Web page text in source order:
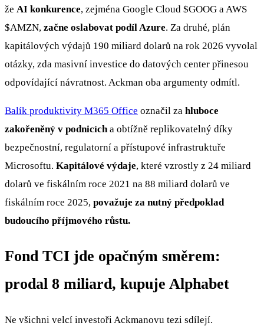
že AI konkurence, zejména Google Cloud $GOOG a AWS
$AMZN, začne oslabovat podíl Azure. Za druhé, plán
kapitálových výdajů 190 miliard dolarů na rok 2026 vyvolal
otázky, zda masivní investice do datových center přinesou
odpovídající návratnost. Ackman oba argumenty odmítl.
Balík produktivity M365 Office označil za hluboce
zakořeněný v podnicícha obtížně replikovatelný díky
bezpečnostní, regulatorní a přístupové infrastruktuře
Microsoftu. Kapitálové výdaje, které vzrostly z 24 miliard
dolarů ve fiskálním roce 2021 na 88 miliard dolarů ve
fiskálním roce 2025, považuje za nutný předpoklad
budoucího příjmového růstu.
Fond TCI jde opačným směrem:
prodal 8 miliard, kupuje Alphabet
Ne všichni velcí investoři Ackmanovu tezi sdílejí.